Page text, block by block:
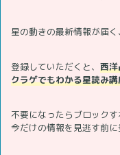
星の動きの最新情報が届く
登録していただくと、 西
クラゲでもわかる星読み
不要になったらブロックす
今だけの情報を見逃す前に